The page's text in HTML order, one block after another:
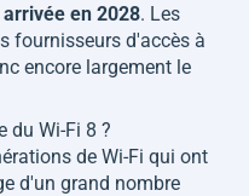
arrivée en 2028. Les
fournisseurs d'accès à
encore largement le
du Wi-Fi 8 ?
de Wi-Fi qui ont
d'un grand nombre